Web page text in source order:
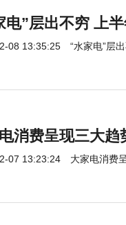
电”层出不穷 上
08 13:35:25 “水家电”层
消费呈现三大
07 13:23:24 大家电消费